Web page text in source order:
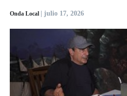
Onda Local | julio 17, 2026